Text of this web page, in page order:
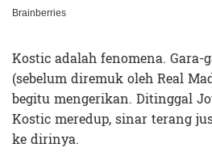
Kostic adalah fenomena. Gara-
(sebelum diremuk oleh Real
begitu mengerikan. Ditinggal
Kostic meredup, sinar terang
ke dirinya.